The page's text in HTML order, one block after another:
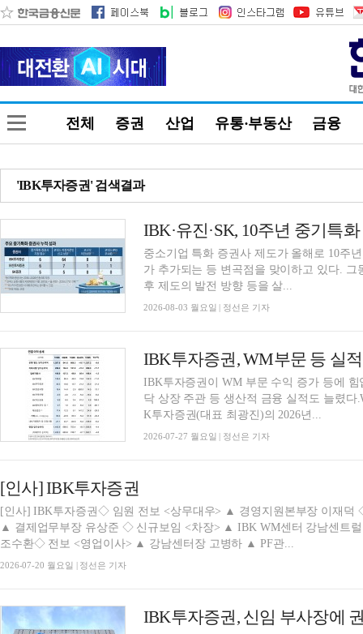
전체 증권 산업 유통·부동산 금융
'IBK투자증권' 검색결과
중소기업 특화 증권사 제도가 올해로 10주
가 추가되는 등 변곡점을 맞이하고 있다.
후 제도의 발전 방향 등을 살...
2026-08-03 월요일 | 정선은 기자
IBK투자증권이 WM 부문 수익 증가 등에
닥 상장 주관 등 생산적 금융 실적도 늘렸
K투자증권(대표 최광진)의 2026년...
2026-07-27 월요일 | 정선은 기자
[인사] IBK투자증권
[인사] IBK투자증권◇ 임원 전보 <상무대우> ▲ 경영지원본부장 이재
▲ 결제업무부장 유상준 ◇ 신규보임 <차장> ▲ IBK WM센터 강남센트
조수환◇ 전보 <영업이사> ▲ 강남센터장 고병하 ▲ PF관...
2026-07-20 월요일 | 정선은 기자